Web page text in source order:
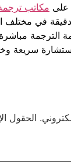
على مكاتب
دقيقة في
الترجمة
سريعة
الحقول